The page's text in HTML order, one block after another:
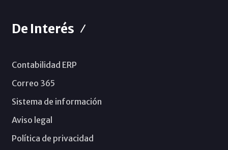
De Interés
Contabilidad ERP
Correo 365
Sistema de información
Aviso legal
Política de privacidad